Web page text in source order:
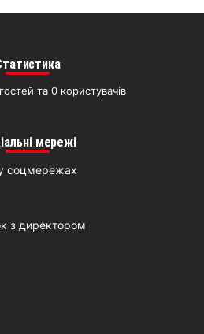
та 0 користувачів
мережі
соцмережах
з директором